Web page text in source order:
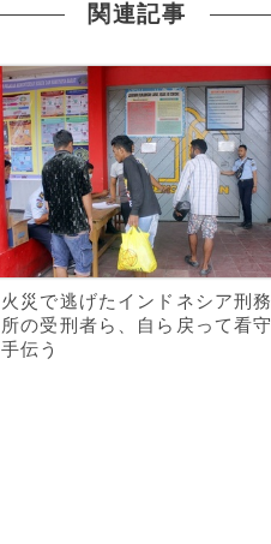
関連記事
火災で逃げたインドネシア刑務
所の受刑者ら、自ら戻って看守
手伝う